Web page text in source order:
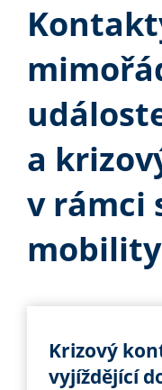
a
v rámci
mobility
Krizový
vyjíždějící